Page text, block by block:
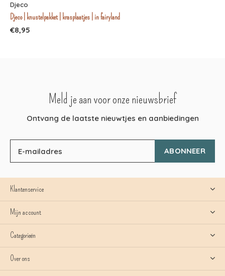
Djeco
Djeco | knustelpakket | krasplaatjes | in fairyland
€8,95
Meld je aan voor onze nieuwsbrief
Ontvang de laatste nieuwtjes en aanbiedingen
ABONNEER
Klantenservice
Mijn account
Categorieën
Over ons